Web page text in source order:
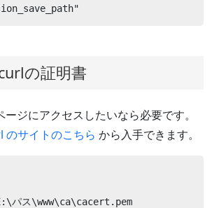
の証明書
ジにアクセスしたいなら必要です。
のサイトのこちら から入手できます。
ス\www\ca\cacert.pem